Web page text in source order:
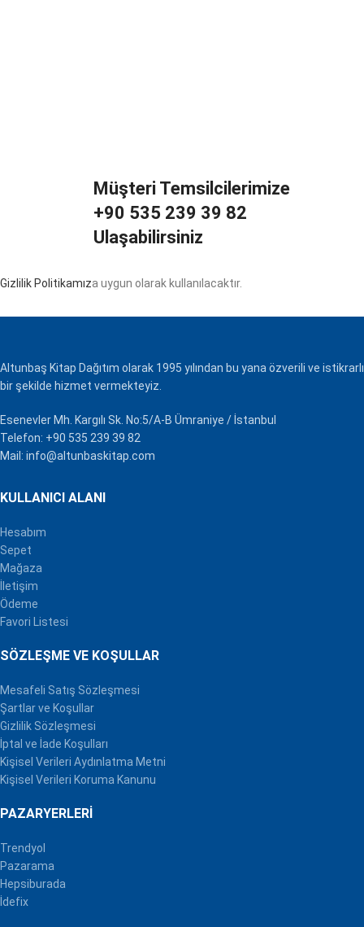
Müşteri Temsilcilerimize
+90 535 239 39 82
Ulaşabilirsiniz
Gizlilik Politikamıza uygun olarak kullanılacaktır.
Altunbaş Kitap Dağıtım olarak 1995 yılından bu yana özverili ve istikrarlı
bir şekilde hizmet vermekteyiz.
Esenevler Mh. Kargılı Sk. No:5/A-B Ümraniye / İstanbul
Telefon: +90 535 239 39 82
Mail: info@altunbaskitap.com
KULLANICI ALANI
Hesabım
Sepet
Mağaza
İletişim
Ödeme
Favori Listesi
SÖZLEŞME VE KOŞULLAR
Mesafeli Satış Sözleşmesi
Şartlar ve Koşullar
Gizlilik Sözleşmesi
İptal ve İade Koşulları
Kişisel Verileri Aydınlatma Metni
Kişisel Verileri Koruma Kanunu
PAZARYERLERI
Trendyol
Pazarama
Hepsiburada
İdefix